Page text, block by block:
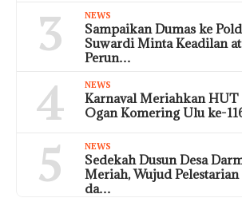
3 NEWS
Sampaikan Dumas ke
Suwardi Minta Keadilan
Perun…
4 NEWS
Karnaval Meriahkan HUT
Ogan Komering Ulu ke-
5 NEWS
Sedekah Dusun Desa
Meriah, Wujud
da…